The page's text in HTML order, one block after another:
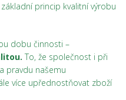
princip kvalitní výrobu
dobu činnosti –
To, že společnost i při
pravdu našemu
více upřednostňovat zboží